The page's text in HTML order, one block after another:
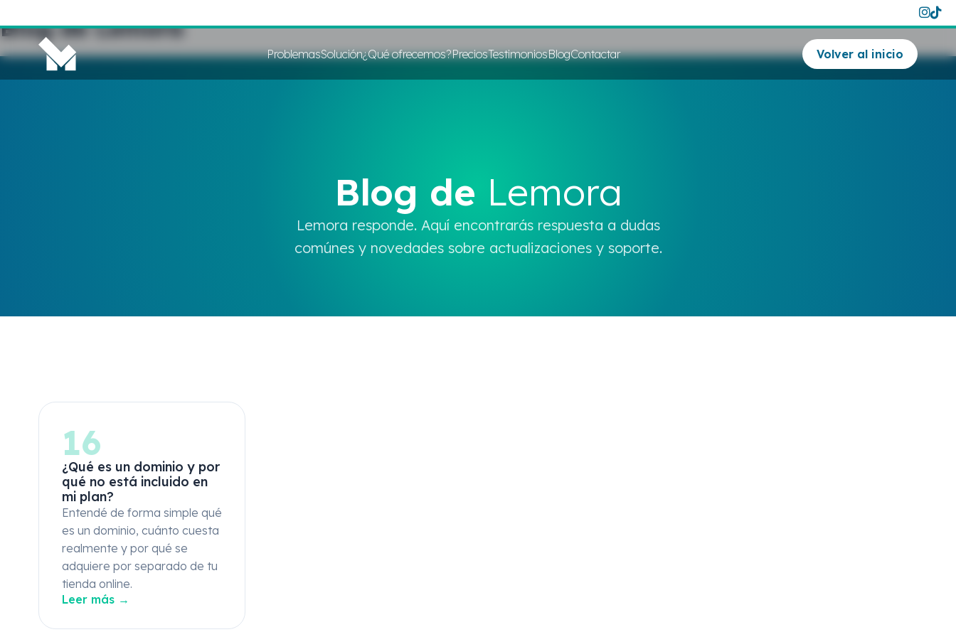
ProblemasSolución¿Qué ofrecemos?PreciosTestimoniosBlogContactar Volver al inicio
Blog de Lemora
Blog de Lemora
Lemora responde. Aquí encontrarás respuesta a dudas
comúnes y novedades sobre actualizaciones y soporte.
16
¿Qué es un dominio y por
qué no está incluido en
mi plan?
Entendé de forma simple qué
es un dominio, cuánto cuesta
realmente y por qué se
adquiere por separado de tu
tienda online.
Leer más →